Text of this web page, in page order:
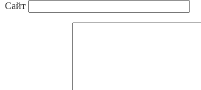
Сайт